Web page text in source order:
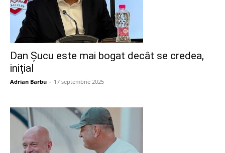
Dan Șucu este mai bogat decât se credea,
inițial
Adrian Barbu - 17 septembrie 2025